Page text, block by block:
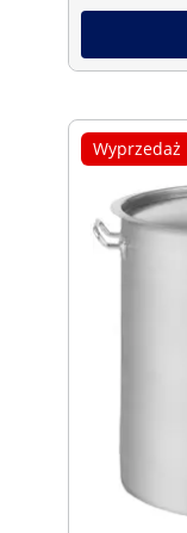
Wyprzedaż